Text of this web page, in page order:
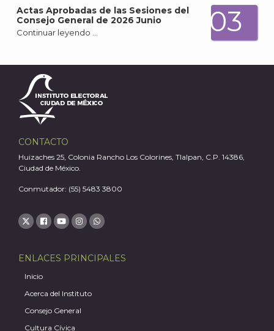
Actas Aprobadas de las Sesiones del
Consejo General de 2026 Junio
Continuar leyendo … 03
CONTACTO
Huizaches 25, Colonia Rancho Los Colorines, Tlalpan, C.P. 14386,
Ciudad de México.
Conmutador: (55) 5483 3800
ENLACES PRINCIPALES
Inicio
Acerca del Instituto
Consejo General
Cultura Cívica